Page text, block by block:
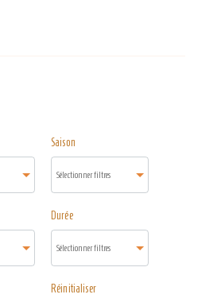
Saison
Durée
Réinitialiser